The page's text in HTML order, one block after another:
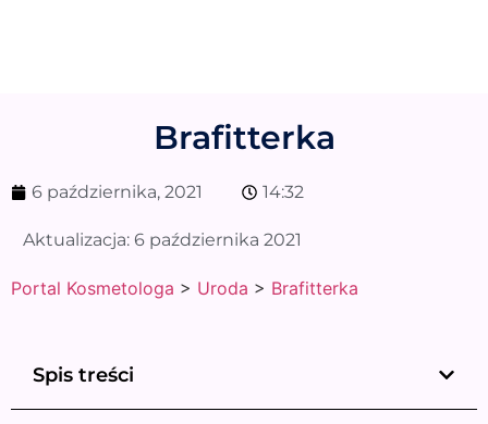
Brafitterka
6 października, 2021 14:32
Aktualizacja: 6 października 2021
Portal Kosmetologa > Uroda > Brafitterka
Spis treści